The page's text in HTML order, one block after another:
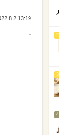
13:19
2
3
4